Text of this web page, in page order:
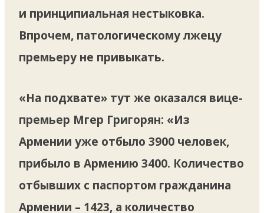
и принципиальная нестыковка.
Впрочем, патологическому лжецу
премьеру не привыкать.
«На подхвате» тут же оказался вице-
премьер Мгер Григорян: «Из
Армении уже отбыло 3900 человек,
прибыло в Армению 3400. Количество
отбывших с паспортом гражданина
Армении – 1423, а количество